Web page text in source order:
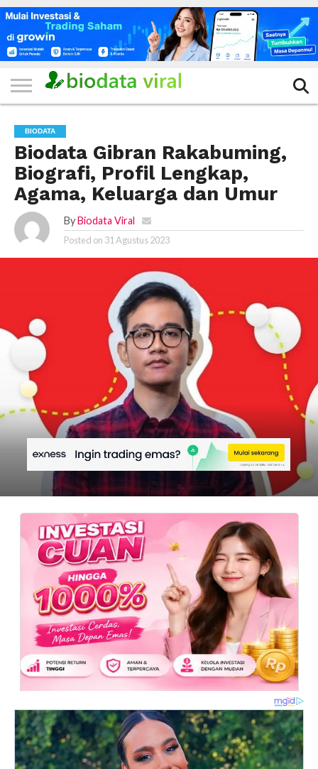
HOME
FILTER
KATEGORI
IKLAN
GRATIS
TERVIRAL
TRADING
KOMUNITAS
BERITA
BISNIS
LAINNYA
BIODATA
Biodata Gibran Rakabuming,
Biografi, Profil Lengkap,
Agama, Keluarga dan Umur
By Biodata Viral
Posted on 31 Agustus 2023